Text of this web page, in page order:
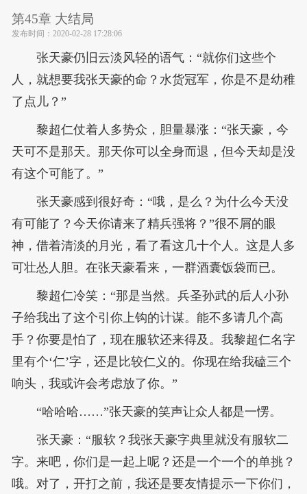
第45章 大结局
发布时间： 2020-02-28 17:28:06
张天豪仍旧云淡风轻的语气：“就你们这些个
人，就想要我张天豪的命？水货冠军，你是不是幼稚
了点儿？”
黎超仁仗着人多势众，胆量暴涨：“张天豪，今
天可不是那天。那天你可以全身而退，但今天却是没
有这个可能了。”
张天豪感到很好奇：“哦，是么？为什么今天没
有可能了？今天你请来了精兵强将？”很不屑的眼
神，借着清淡的月光，看了看这几十个人。这是人多
可壮怂人胆。在张天豪看来，一群酒囊饭袋而已。
黎超仁冷笑：“那是当然。兵圣孙武的后人小孙
子给我出了这个引你上钩的计谋。能不多请几个高
手？你要是怕了，现在服软还来得及。我黎超仁名字
里有个‘仁’字，还是比较仁义的。你现在给我磕三个
响头，我或许会考虑放了你。”
“哈哈哈……”张天豪的笑声让众人都是一愣。
张天豪：“服软？我张天豪字典里就没有服软二
字。来吧，你们是一起上呢？还是一个一个的单挑？
哦。对了，开打之前，我还是要友情提示一下你们，